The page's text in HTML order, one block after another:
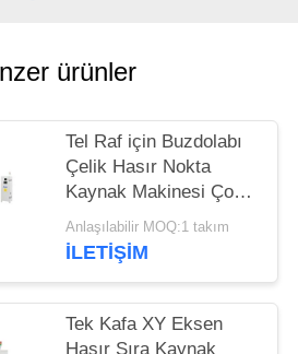
ürünler
Tel Raf için Buzdolabı
Çelik Hasır Nokta
Kaynak Makinesi Çok
Noktalı
Anlaşılabilir MOQ:1 takım
İLETIŞIM
Tek Kafa XY Eksen
Hasır Sıra Kaynak